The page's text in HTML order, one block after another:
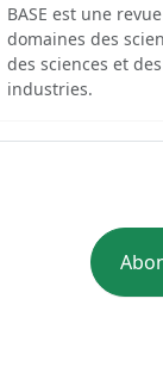
BASE est une
domaines des
des sciences et
industries.